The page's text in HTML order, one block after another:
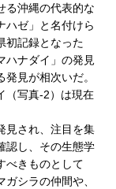
る沖縄の代表的な
ハゼ」と名付けら
初記録となった
ハナダイ」の発見
見が相次いだ。
（写真-2）は現在
見され、注目を集
認し、その生態学
べきものとして
シラの仲間や、